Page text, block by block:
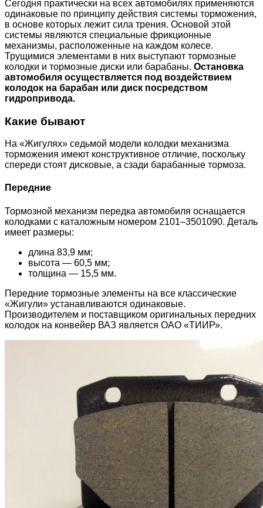
Сегодня практически на всех автомобилях применяются
одинаковые по принципу действия системы торможения,
в основе которых лежит сила трения. Основой этой
системы являются специальные фрикционные
механизмы, расположенные на каждом колесе.
Трущимися элементами в них выступают тормозные
колодки и тормозные диски или барабаны. Остановка
автомобиля осуществляется под воздействием
колодок на барабан или диск посредством
гидропривода.
Какие бывают
На «Жигулях» седьмой модели колодки механизма
торможения имеют конструктивное отличие, поскольку
спереди стоят дисковые, а сзади барабанные тормоза.
Передние
Тормозной механизм передка автомобиля оснащается
колодками с каталожным номером 2101–3501090. Деталь
имеет размеры:
длина 83,9 мм;
высота — 60,5 мм;
толщина — 15,5 мм.
Передние тормозные элементы на все классические
«Жигули» устанавливаются одинаковые.
Производителем и поставщиком оригинальных передних
колодок на конвейер ВАЗ является ОАО «ТИИР».